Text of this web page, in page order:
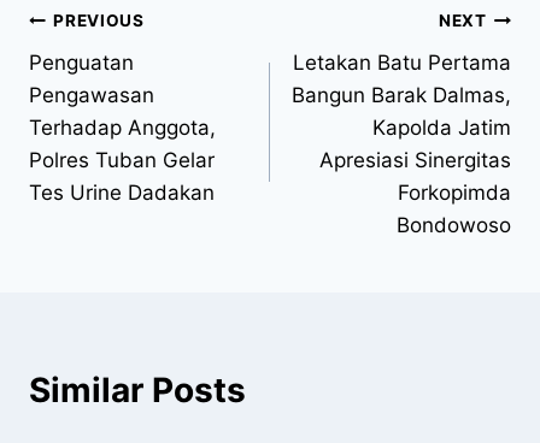
PREVIOUS
Penguatan
Pengawasan
Terhadap Anggota,
Polres Tuban Gelar
Tes Urine Dadakan
NEXT
Letakan Batu Pertama
Bangun Barak Dalmas,
Kapolda Jatim
Apresiasi Sinergitas
Forkopimda
Bondowoso
Similar Posts